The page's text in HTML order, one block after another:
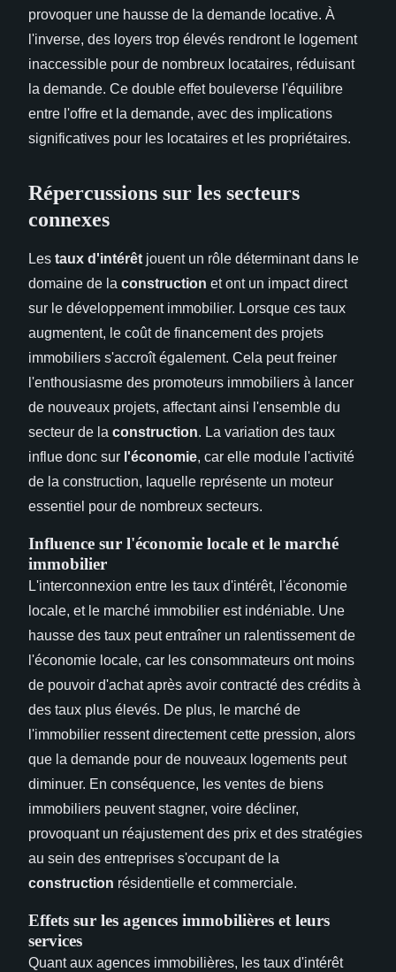
provoquer une hausse de la demande locative. À
l'inverse, des loyers trop élevés rendront le logement
inaccessible pour de nombreux locataires, réduisant
la demande. Ce double effet bouleverse l'équilibre
entre l'offre et la demande, avec des implications
significatives pour les locataires et les propriétaires.
Répercussions sur les secteurs
connexes
Les taux d'intérêt jouent un rôle déterminant dans le
domaine de la construction et ont un impact direct
sur le développement immobilier. Lorsque ces taux
augmentent, le coût de financement des projets
immobiliers s'accroît également. Cela peut freiner
l'enthousiasme des promoteurs immobiliers à lancer
de nouveaux projets, affectant ainsi l'ensemble du
secteur de la construction. La variation des taux
influe donc sur l'économie, car elle module l'activité
de la construction, laquelle représente un moteur
essentiel pour de nombreux secteurs.
Influence sur l'économie locale et le marché
immobilier
L'interconnexion entre les taux d'intérêt, l'économie
locale, et le marché immobilier est indéniable. Une
hausse des taux peut entraîner un ralentissement de
l'économie locale, car les consommateurs ont moins
de pouvoir d'achat après avoir contracté des crédits à
des taux plus élevés. De plus, le marché de
l'immobilier ressent directement cette pression, alors
que la demande pour de nouveaux logements peut
diminuer. En conséquence, les ventes de biens
immobiliers peuvent stagner, voire décliner,
provoquant un réajustement des prix et des stratégies
au sein des entreprises s'occupant de la
construction résidentielle et commerciale.
Effets sur les agences immobilières et leurs
services
Quant aux agences immobilières, les taux d'intérêt